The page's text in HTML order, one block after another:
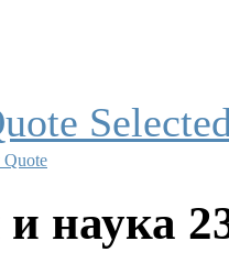
Quote
наука